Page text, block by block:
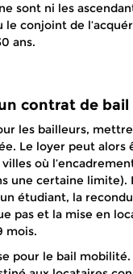
sont ni les
le conjoint de
ans.
contrat de
les bailleurs,
Le loyer peut alors
où
une certaine limite).
étudiant, la
pas et la mise en
mois.
pour le bail